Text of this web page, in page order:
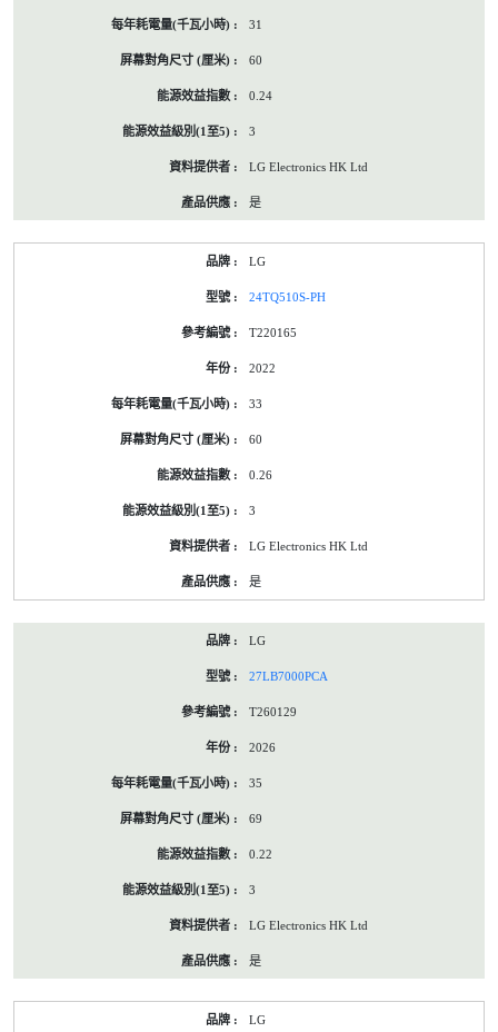
31
60
0.24
3
LG Electronics HK Ltd
是
LG
24TQ510S-PH
T220165
2022
33
60
0.26
3
LG Electronics HK Ltd
是
LG
27LB7000PCA
T260129
2026
35
69
0.22
3
LG Electronics HK Ltd
是
LG